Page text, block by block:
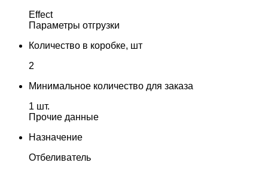
Effect
Параметры отгрузки
Количество в коробке, шт
2
Минимальное количество для заказа
1 шт.
Прочие данные
Назначение
Отбеливатель